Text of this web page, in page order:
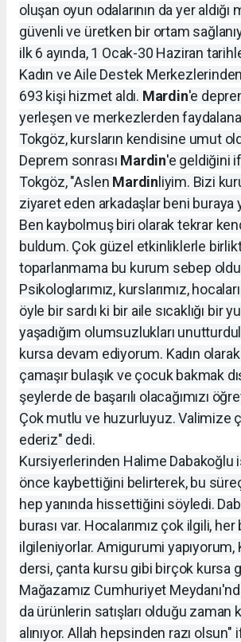
oluşan oyun odalarının da yer
güvenli ve üretken bir ortam
ilk 6 ayında, 1 Ocak-30 Haziran
Kadın ve Aile Destek
693 kişi hizmet aldı. Mardin'e
yerleşen ve merkezlerden
Tokgöz, kursların kendisine umut
Deprem sonrası Mardin'e geldiğini
Tokgöz, "Aslen Mardinliyim. Bizi
ziyaret eden arkadaşlar beni buraya
Ben kaybolmuş biri olarak tekrar
buldum. Çok güzel etkinliklerle
toparlanmama bu kurum sebep
Psikologlarımız, kurslarımız,
öyle bir sardı ki bir aile sıcaklığı bir
yaşadığım olumsuzlukları
kursa devam ediyorum. Kadın
çamaşır bulaşık ve çocuk bakmak
şeylerde de başarılı olacağımızı
Çok mutlu ve huzurluyuz. Valimize
ederiz" dedi.
Kursiyerlerinden Halime Dabakoğlu
önce kaybettiğini belirterek, bu
hep yanında hissettiğini söyledi.
burası var. Hocalarımız çok ilgili,
ilgileniyorlar. Amigurumi yapıyorum,
dersi, çanta kursu gibi birçok kursa
Mağazamız Cumhuriyet
da ürünlerin satışları olduğu zaman
alınıyor. Allah hepsinden razı olsun"